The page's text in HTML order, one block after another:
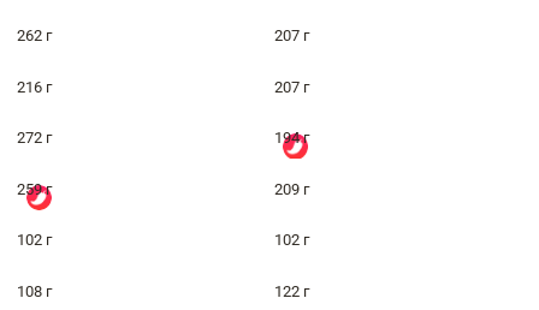
262 г 207 г
216 г 207 г
272 г 194 г
259 г 209 г
102 г 102 г
108 г 122 г